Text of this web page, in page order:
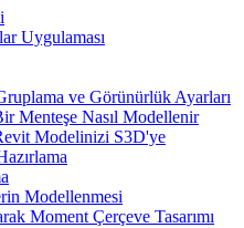
Uygulaması
ve Görünürlük Ayarları
Menteşe Nasıl Modellenir
Modelinizi S3D'ye
Modellenmesi
Moment Çerçeve Tasarımı